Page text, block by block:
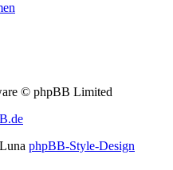
© phpBB Limited
phpBB-Style-Design